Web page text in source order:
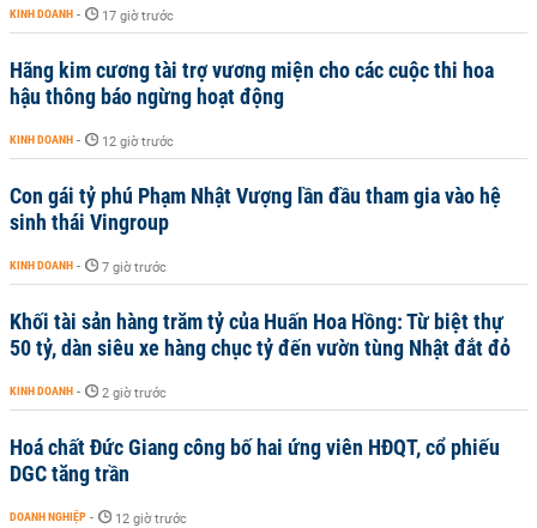
KINH DOANH - 17 giờ trước
Hãng kim cương tài trợ vương miện cho các cuộc thi hoa
hậu thông báo ngừng hoạt động
KINH DOANH - 12 giờ trước
Con gái tỷ phú Phạm Nhật Vượng lần đầu tham gia vào hệ
sinh thái Vingroup
KINH DOANH - 7 giờ trước
Khối tài sản hàng trăm tỷ của Huấn Hoa Hồng: Từ biệt thự
50 tỷ, dàn siêu xe hàng chục tỷ đến vườn tùng Nhật đắt đỏ
KINH DOANH - 2 giờ trước
Hoá chất Đức Giang công bố hai ứng viên HĐQT, cổ phiếu
DGC tăng trần
DOANH NGHIỆP - 12 giờ trước